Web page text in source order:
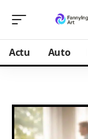
Actu Auto